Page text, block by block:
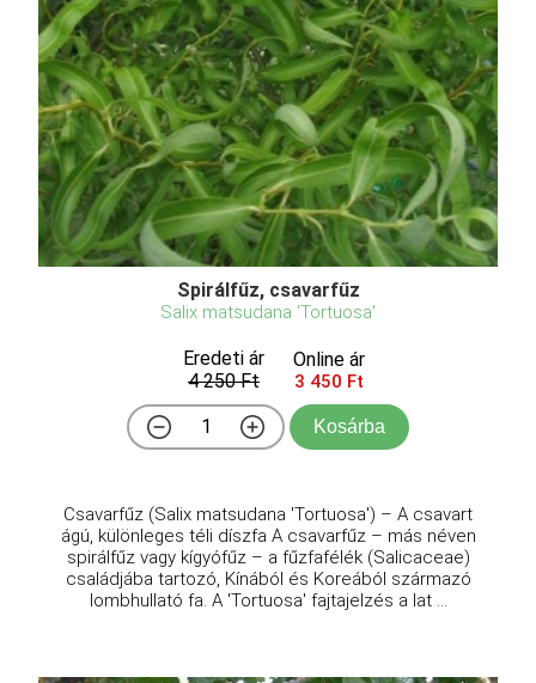
Spirálfűz, csavarfűz
Salix matsudana 'Tortuosa'
Eredeti ár
4 250 Ft
Online ár
3 450 Ft
Kosárba
Csavarfűz (Salix matsudana 'Tortuosa') – A csavart
ágú, különleges téli díszfa A csavarfűz – más néven
spirálfűz vagy kígyófűz – a fűzfafélék (Salicaceae)
családjába tartozó, Kínából és Koreából származó
lombhullató fa. A 'Tortuosa' fajtajelzés a lat ...